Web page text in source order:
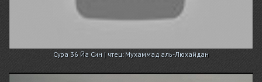
Сура 36 Йа Син | чтец: Мухаммад аль-Люхайдан